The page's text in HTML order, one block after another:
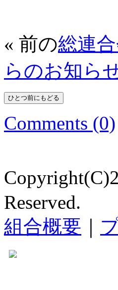
« 前の総連
らのお知ら
Comments (0)
Reserved.
組合概要